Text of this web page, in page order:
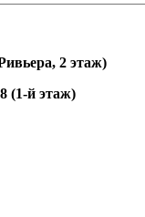
2 этаж)
(1-й этаж)